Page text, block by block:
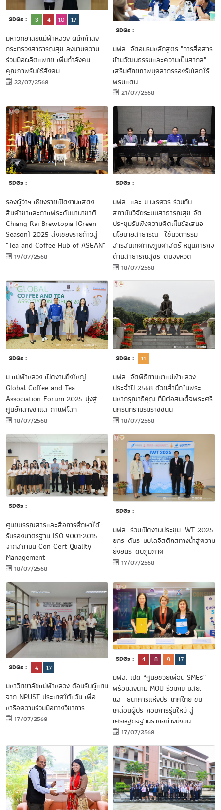
SDGs : 3 4 10 17
มหาวิทยาลัยแม่ฟ้าหลวง ผนึกกำลัง
กระทรวงสาธารณสุข ลงนามความ
ร่วมมือผลิตแพทย์ เพิ่มกำลังคน
คุณภาพรับใช้สังคม
22/07/2568
SDGs :
มฟล. จัดอบรมหลักสูตร "การสื่อสาร
ข้ามวัฒนธรรมและความเป็นสากล"
เสริมศักยภาพบุคลากรรองรับโลกไร้
พรมแดน
21/07/2568
SDGs :
รองผู้ว่าฯ เชียงรายเปิดงานแสดง
สินค้าชาและกาแฟระดับนานาชาติ
Chiang Rai Brewtopia (Green
Season) 2025 ส่งเชียงรายก้าวสู่
"Tea and Coffee Hub of ASEAN"
19/07/2568
SDGs :
มฟล. และ ม.นเรศวร ร่วมกับ
สถาบันวิจัยระบบสาธารณสุข จัด
ประชุมรับฟังความคิดเห็นข้อเสนอ
นโยบายสาธารณะ ใช้นวัตกรรม
สารสนเทศทางภูมิศาสตร์ หนุนภารกิจ
ด้านสาธารณสุขระดับจังหวัด
18/07/2568
SDGs :
ม.แม่ฟ้าหลวง เปิดงานยิ่งใหญ่
Global Coffee and Tea
Association Forum 2025 มุ่งสู่
ศูนย์กลางชาและกาแฟโลก
18/07/2568
SDGs : 11
มฟล. จัดพิธีทานหาแม่ฟ้าหลวง
ประจำปี 2568 ด้วยสำนึกในพระ
มหากรุณาธิคุณ ที่มีต่อสมเด็จพระศรี
นครินทราบรมราชชนนี
18/07/2568
SDGs :
ศูนย์บรรณสารและสื่อการศึกษาได้
รับรองมาตรฐาน ISO 9001:2015
จากสถาบัน Con Cert Quality
Management
18/07/2568
SDGs :
มฟล. ร่วมเปิดงานประชุม IWT 2025
ยกระดับระบบโลจิสติกส์ทางน้ำสู่ความ
ยั่งยืนระดับภูมิภาค
17/07/2568
SDGs : 4 17
มหาวิทยาลัยแม่ฟ้าหลวง ต้อนรับผู้แทน
จาก NPUST ประเทศไต้หวัน เพื่อ
หารือความร่วมมือทางวิชาการ
17/07/2568
SDGs : 4 8 9 17
มฟล. เปิด “ศูนย์ช่วยเพื่อน SMEs”
พร้อมลงนาม MOU ร่วมกับ บสย.
และ ธนาคารแห่งประเทศไทย ขับ
เคลื่อนผู้ประกอบการรุ่นใหม่ สู่
เศรษฐกิจฐานรากอย่างยั่งยืน
17/07/2568